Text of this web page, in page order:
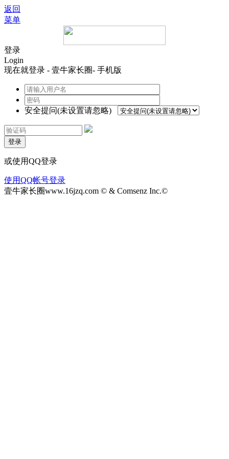
返回
菜单
登录
Login
现在就登录 - 壹牛家长圈- 手机版
安全提问(未设置请忽略)
登录
或使用QQ登录
使用QQ帐号登录
壹牛家长圈www.16jzq.com © & Comsenz Inc.©